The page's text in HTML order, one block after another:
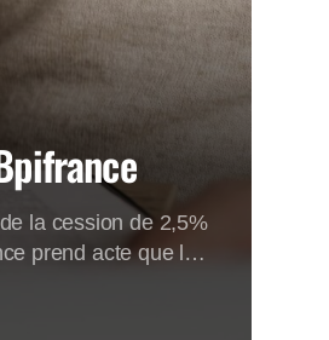
la cession de 2,5%
prend acte que le